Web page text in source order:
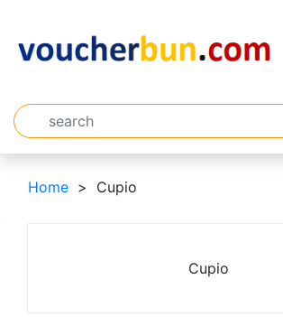
Home Cupio
Cupio